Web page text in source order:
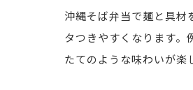
沖縄そば弁当で麺と具材
タつきやすくなります。
たてのような味わいが楽